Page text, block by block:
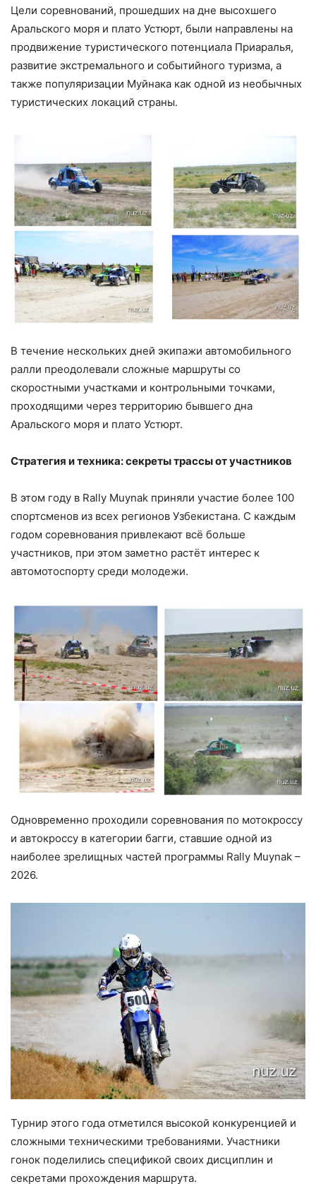
Цели соревнований, прошедших на дне высохшего
Аральского моря и плато Устюрт, были направлены на
продвижение туристического потенциала Приаралья,
развитие экстремального и событийного туризма, а
также популяризации Муйнака как одной из необычных
туристических локаций страны.
В течение нескольких дней экипажи автомобильного
ралли преодолевали сложные маршруты со
скоростными участками и контрольными точками,
проходящими через территорию бывшего дна
Аральского моря и плато Устюрт.
Стратегия и техника: секреты трассы от участников
В этом году в Rally Muynak приняли участие более 100
спортсменов из всех регионов Узбекистана. С каждым
годом соревнования привлекают всё больше
участников, при этом заметно растёт интерес к
автомотоспорту среди молодежи.
Одновременно проходили соревнования по мотокроссу
и автокроссу в категории багги, ставшие одной из
наиболее зрелищных частей программы Rally Muynak –
2026.
Турнир этого года отметился высокой конкуренцией и
сложными техническими требованиями. Участники
гонок поделились спецификой своих дисциплин и
секретами прохождения маршрута.